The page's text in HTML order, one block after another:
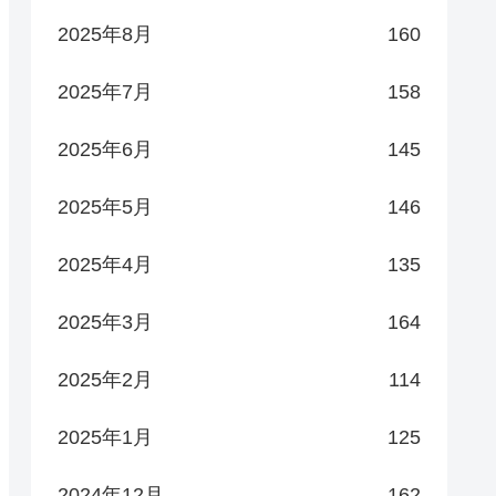
2025年8月 160
2025年7月 158
2025年6月 145
2025年5月 146
2025年4月 135
2025年3月 164
2025年2月 114
2025年1月 125